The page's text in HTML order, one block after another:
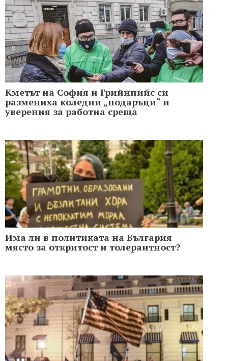
Кметът на София и Грийнпийс си
размениха коледни „подаръци“ и
уверения за работна среща
Има ли в политиката на България
място за откритост и толерантност?